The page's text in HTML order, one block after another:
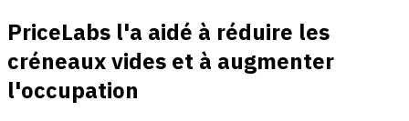
PriceLabs l'a aidé à réduire les
créneaux vides et à augmenter
l'occupation